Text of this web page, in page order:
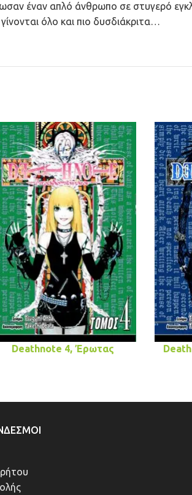
έναν απλό άνθρωπο σε στυγερό
όλο και πιο δυσδιάκριτα…
Deathnote 4, Έρωτας